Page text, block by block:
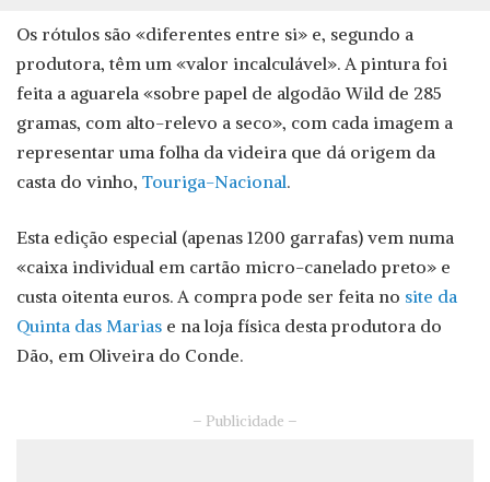
Os rótulos são «diferentes entre si» e, segundo a
produtora, têm um «valor incalculável». A pintura foi
feita a aguarela «sobre papel de algodão Wild de 285
gramas, com alto-relevo a seco», com cada imagem a
representar uma folha da videira que dá origem da
casta do vinho, Touriga-Nacional.
Esta edição especial (apenas 1200 garrafas) vem numa
«caixa individual em cartão micro-canelado preto» e
custa oitenta euros. A compra pode ser feita no site da
Quinta das Marias e na loja física desta produtora do
Dão, em Oliveira do Conde.
– Publicidade –